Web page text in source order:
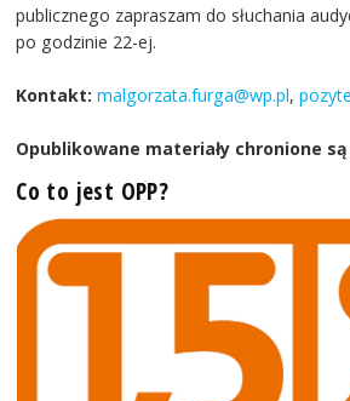
publicznego zapraszam do słuchania
po godzinie 22-ej.
Kontakt: malgorzata.furga@wp.pl,
Opublikowane materiały chronione
Co to jest OPP?